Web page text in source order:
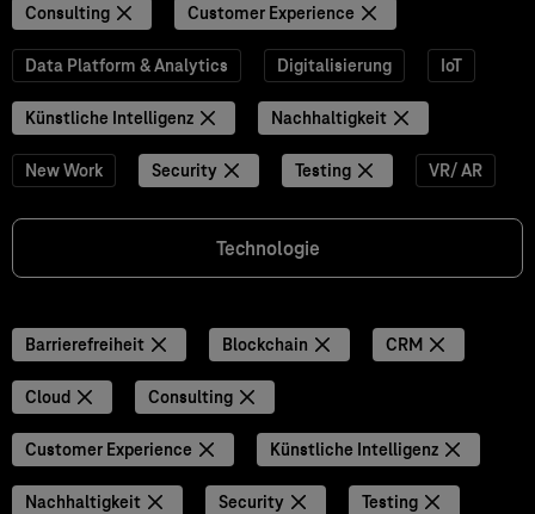
Consulting Customer Experience
Data Platform & Analytics Digitalisierung IoT
Künstliche Intelligenz Nachhaltigkeit
New Work Security Testing VR/ AR
Technologie
Barrierefreiheit Blockchain CRM
Cloud Consulting
Customer Experience Künstliche Intelligenz
Nachhaltigkeit Security
Testing